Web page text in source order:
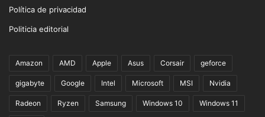
Política de privacidad
Politicia editorial
Amazon AMD Apple Asus Corsair geforce
gigabyte Google Intel Microsoft MSI Nvidia
Radeon Ryzen Samsung Windows 10 Windows 11